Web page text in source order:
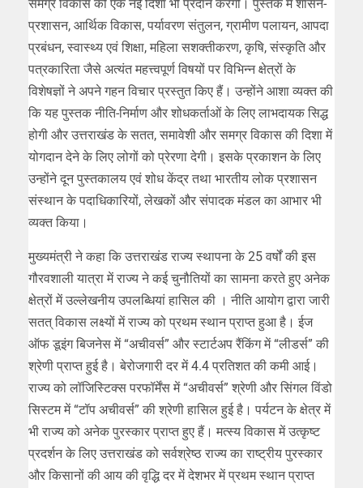
समग्र विकास को एक नई दिशा भी प्रदान करेगी। पुस्तक में शासन-
प्रशासन, आर्थिक विकास, पर्यावरण संतुलन, ग्रामीण पलायन, आपदा
प्रबंधन, स्वास्थ्य एवं शिक्षा, महिला सशक्तीकरण, कृषि, संस्कृति और
पत्रकारिता जैसे अत्यंत महत्त्वपूर्ण विषयों पर विभिन्न क्षेत्रों के
विशेषज्ञों ने अपने गहन विचार प्रस्तुत किए हैं। उन्होंने आशा व्यक्त की
कि यह पुस्तक नीति-निर्माण और शोधकर्ताओं के लिए लाभदायक सिद्ध
होगी और उत्तराखंड के सतत, समावेशी और समग्र विकास की दिशा में
योगदान देने के लिए लोगों को प्रेरणा देगी। इसके प्रकाशन के लिए
उन्होंने दून पुस्तकालय एवं शोध केंद्र तथा भारतीय लोक प्रशासन
संस्थान के पदाधिकारियों, लेखकों और संपादक मंडल का आभार भी
व्यक्त किया।
मुख्यमंत्री ने कहा कि उत्तराखंड राज्य स्थापना के 25 वर्षों की इस
गौरवशाली यात्रा में राज्य ने कई चुनौतियों का सामना करते हुए अनेक
क्षेत्रों में उल्लेखनीय उपलब्धियां हासिल की । नीति आयोग द्वारा जारी
सतत् विकास लक्ष्यों में राज्य को प्रथम स्थान प्राप्त हुआ है। ईज
ऑफ डूइंग बिजनेस में “अचीवर्स” और स्टार्टअप रैंकिंग में “लीडर्स” की
श्रेणी प्राप्त हुई है। बेरोजगारी दर में 4.4 प्रतिशत की कमी आई।
राज्य को लॉजिस्टिक्स परफॉर्मेंस में “अचीवर्स” श्रेणी और सिंगल विंडो
सिस्टम में “टॉप अचीवर्स” की श्रेणी हासिल हुई है। पर्यटन के क्षेत्र में
भी राज्य को अनेक पुरस्कार प्राप्त हुए हैं। मत्स्य विकास में उत्कृष्ट
प्रदर्शन के लिए उत्तराखंड को सर्वश्रेष्ठ राज्य का राष्ट्रीय पुरस्कार
और किसानों की आय की वृद्धि दर में देशभर में प्रथम स्थान प्राप्त